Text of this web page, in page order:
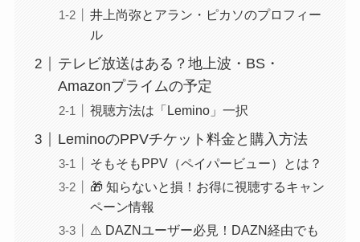
井上尚弥とアラン・ピカソのプロフィー
ル
テレビ放送はある？地上波・BS・
Amazonプライムの予定
視聴方法は「Lemino」一択
LeminoのPPVチケット料金と購入方法
そもそもPPV（ペイパービュー）とは？
🎁 知らないと損！お得に視聴するキャン
ペーン情報
⚠️ DAZNユーザー必見！DAZN経由でも